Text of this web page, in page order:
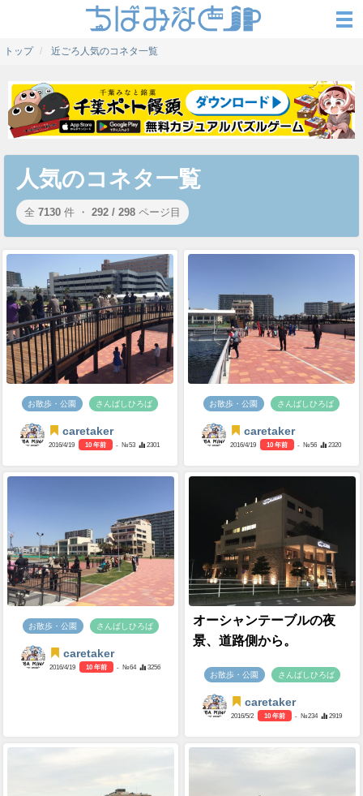
トップ 近ごろ人気のコネタ一覧
人気のコネタ一覧
全 7130 件 ・ 292 / 298 ページ目
お散歩・公園 さんばしひろば
caretaker
2016/4/19 10 年前 - №53 2301
お散歩・公園 さんばしひろば
caretaker
2016/4/19 10 年前 - №56 2320
お散歩・公園 さんばしひろば
caretaker
2016/4/19 10 年前 - №64 3256
オーシャンテーブルの夜
景、道路側から。
お散歩・公園 さんばしひろば
caretaker
2016/5/2 10 年前 - №234 2919